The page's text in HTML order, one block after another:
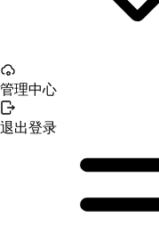
管理中心
退出登录